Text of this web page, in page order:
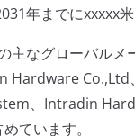
年までにxxxxx
主なグローバル
Hardware
、Intradin
ています。